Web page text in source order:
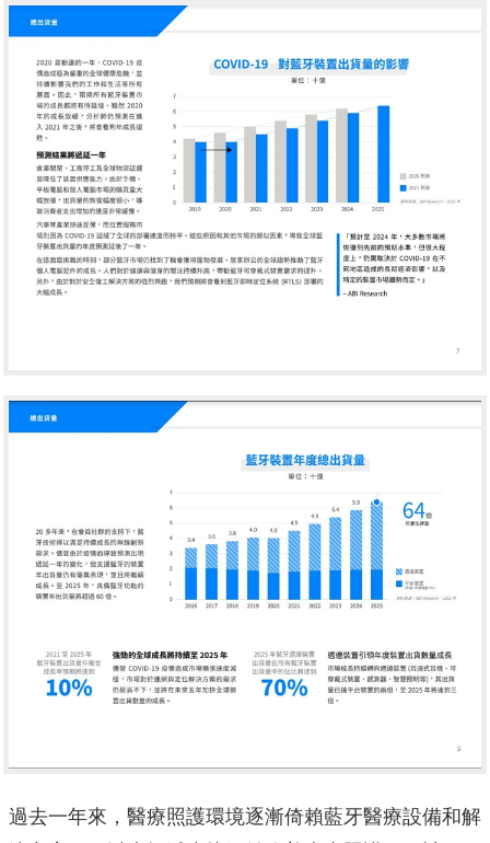
過去一年來，醫療照護環境逐漸倚賴藍牙醫療設備和解